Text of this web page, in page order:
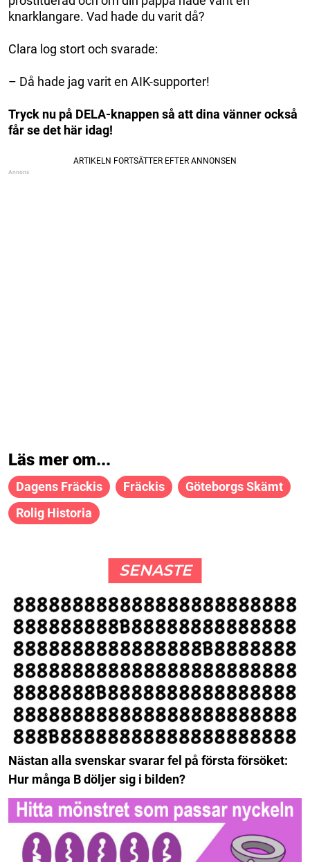
knarklangare. Vad hade du varit då?
Clara log stort och svarade:
– Då hade jag varit en AIK-supporter!
Tryck nu på DELA-knappen så att dina vänner också
får se det här idag!
Läs mer om...
Dagens Fräckis Fräckis
Göteborgs Skämt
Rolig Historia
SENASTE
Nästan alla svenskar svarar fel på första försöket:
Hur många B döljer sig i bilden?